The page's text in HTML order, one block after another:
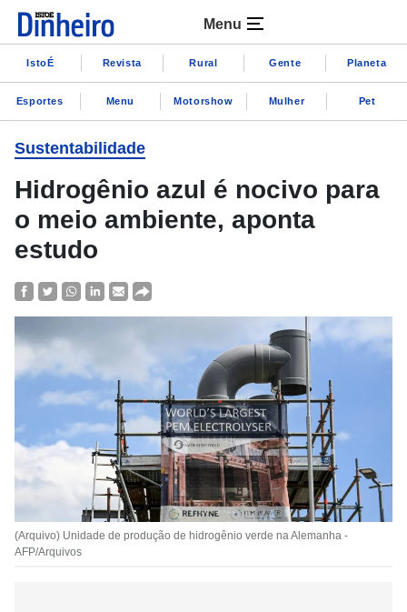
Menu
IstoÉ Revista Rural Gente Planeta
Esportes Menu Motorshow Mulher Pet
Sustentabilidade
Hidrogênio azul é nocivo para
o meio ambiente, aponta
estudo
(Arquivo) Unidade de produção de hidrogênio verde na Alemanha -
AFP/Arquivos